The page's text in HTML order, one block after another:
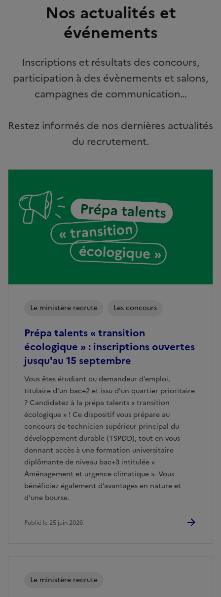
Nos actualités et
événements
Inscriptions et résultats des concours,
participation à des évènements et salons,
campagnes de communication…
Restez informés de nos dernières actualités
du recrutement.
Prépa talents « transition
écologique » : inscriptions ouvertes
jusqu'au 15 septembre
Vous êtes étudiant ou demandeur d’emploi,
titulaire d'un bac+2 et issu d'un quartier prioritaire
? Candidatez à la prépa talents « transition
écologique » ! Ce dispositif vous prépare au
concours de technicien supérieur principal du
développement durable (TSPDD), tout en vous
donnant accès à une formation universitaire
diplômante de niveau bac+3 intitulée «
Aménagement et urgence climatique ». Vous
bénéficiez également d’avantages en nature et
d’une bourse.
Le ministère recrute Les concours
Publié le 25 juin 2026
Le ministère recrute